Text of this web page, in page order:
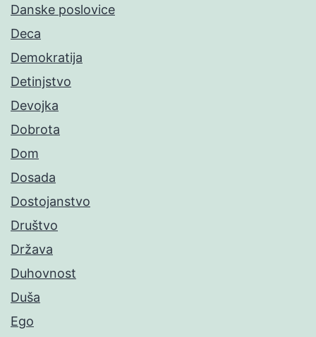
Danske poslovice
Deca
Demokratija
Detinjstvo
Devojka
Dobrota
Dom
Dosada
Dostojanstvo
Društvo
Država
Duhovnost
Duša
Ego